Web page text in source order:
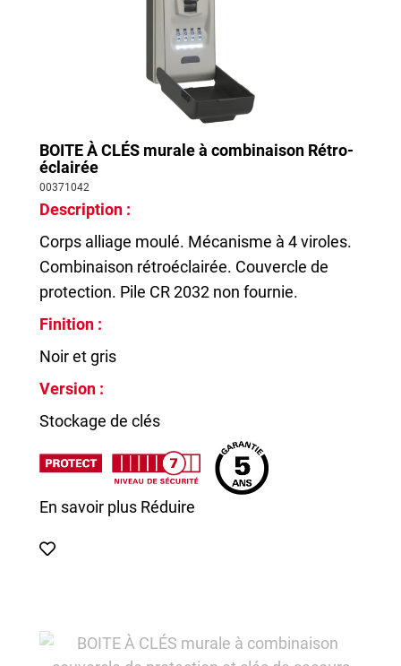
BOITE À CLÉS murale à combinaison Rétro-
éclairée
00371042
Description :
Corps alliage moulé. Mécanisme à 4 viroles.
Combinaison rétroéclairée. Couvercle de
protection. Pile CR 2032 non fournie.
Finition :
Noir et gris
Version :
Stockage de clés
En savoir plus Réduire